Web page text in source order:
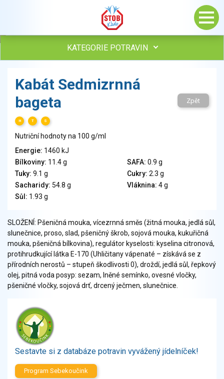
KATEGORIE POTRAVIN
Vejce
Mléko
Mléčné výrobky
Sýry
Veganské a vegetariánské výrobky
Tuky
Obiloviny, mouka, cereální výrobky
Chléb, pečivo, křehké chleby, pufované výrobky
Přílohy
Ořechy, semena
Zelenina
Brambory, luštěniny, houby
Sladkosti, slané výrobky
Zmrzliny
Ochucovadla, přísady, sladidla
Polotovary, hotové pokrmy
Proteinové výrobky, doplňky stravy
Nápoje nealkoholické
Nápoje alkoholické
Fastfood
Kabát Sedmizrnná
bageta
H T S
Zpět
Nutriční hodnoty na 100 g/ml
Energie: 1460 kJ
Bílkoviny: 11.4 g SAFA: 0.9 g
Tuky: 9.1 g Cukry: 2.3 g
Sacharidy: 54.8 g Vláknina: 4 g
Sůl: 1.93 g
SLOŽENÍ: Pšeničná mouka, vícezrnná směs (žitná mouka, jedlá sůl,
slunečnice, proso, slad, pšeničný škrob, sojová mouka, kukuřičná
mouka, pšeničná bílkovina), regulátor kyselosti: kyselina citronová,
protihrudkující látka E-170 (Uhličitany vápenaté – získává se z
přírodních nerostů – stupeň škodlivosti 0), droždí, jedlá sůl, řepkový
olej, pitná voda posyp: sezam, lněné semínko, ovesné vločky,
pšeničné vločky, sojová drť, drcený ječmen, slunečnice.
Sestavte si z databáze potravin vyvážený jídelníček!
Program Sebekoučink